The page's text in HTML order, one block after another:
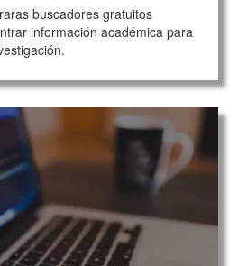
buscadores gratuitos
información académica para